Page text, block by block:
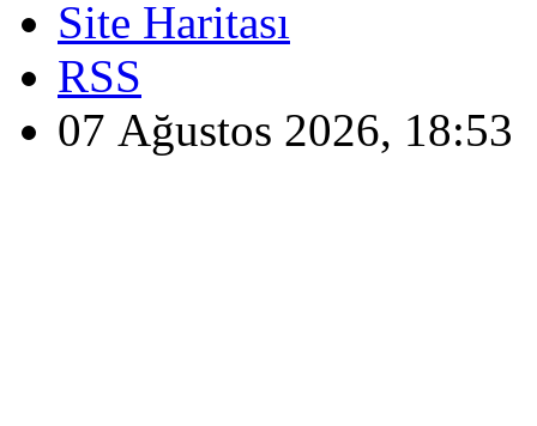
Site Haritası
RSS
07 Ağustos 2026, 18:53